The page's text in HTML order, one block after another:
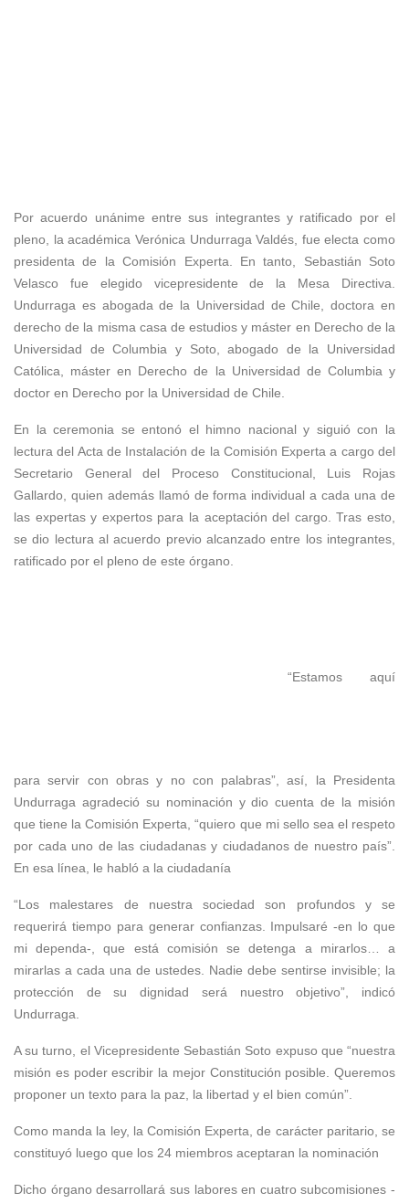
Por acuerdo unánime entre sus integrantes y ratificado por el
pleno, la académica Verónica Undurraga Valdés, fue electa como
presidenta de la Comisión Experta. En tanto, Sebastián Soto
Velasco fue elegido vicepresidente de la Mesa Directiva.
Undurraga es abogada de la Universidad de Chile, doctora en
derecho de la misma casa de estudios y máster en Derecho de la
Universidad de Columbia y Soto, abogado de la Universidad
Católica, máster en Derecho de la Universidad de Columbia y
doctor en Derecho por la Universidad de Chile.
En la ceremonia se entonó el himno nacional y siguió con la
lectura del Acta de Instalación de la Comisión Experta a cargo del
Secretario General del Proceso Constitucional, Luis Rojas
Gallardo, quien además llamó de forma individual a cada una de
las expertas y expertos para la aceptación del cargo. Tras esto,
se dio lectura al acuerdo previo alcanzado entre los integrantes,
ratificado por el pleno de este órgano.
“Estamos aquí
para servir con obras y no con palabras”, así, la Presidenta
Undurraga agradeció su nominación y dio cuenta de la misión
que tiene la Comisión Experta, “quiero que mi sello sea el respeto
por cada uno de las ciudadanas y ciudadanos de nuestro país”.
En esa línea, le habló a la ciudadanía
“Los malestares de nuestra sociedad son profundos y se
requerirá tiempo para generar confianzas. Impulsaré -en lo que
mi dependa-, que está comisión se detenga a mirarlos… a
mirarlas a cada una de ustedes. Nadie debe sentirse invisible; la
protección de su dignidad será nuestro objetivo”, indicó
Undurraga.
A su turno, el Vicepresidente Sebastián Soto expuso que “nuestra
misión es poder escribir la mejor Constitución posible. Queremos
proponer un texto para la paz, la libertad y el bien común”.
Como manda la ley, la Comisión Experta, de carácter paritario, se
constituyó luego que los 24 miembros aceptaran la nominación
Dicho órgano desarrollará sus labores en cuatro subcomisiones -